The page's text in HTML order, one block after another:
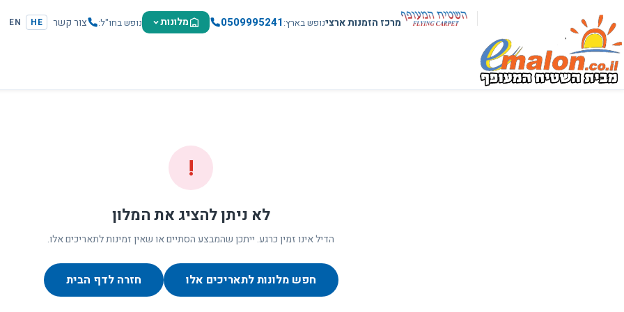
מרכז הזמנות ארצינופש בארץ 0509995241 מלונות נופש בחו"ל צור קשר HE
EN
!
לא ניתן להציג את המלון
הדיל אינו זמין כרגע. ייתכן שהמבצע הסתיים או שאין זמינות לתאריכים אלו.
חפש מלונות לתאריכים אלו חזרה לדף הבית